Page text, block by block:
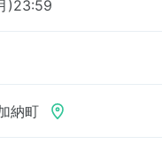
)23:59
納町